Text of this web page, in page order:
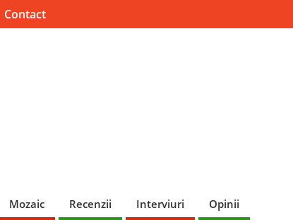
Contact
Mozaic Recenzii Interviuri Opinii